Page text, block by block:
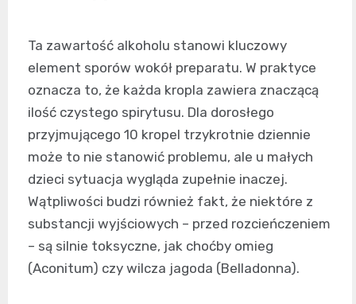
Ta zawartość alkoholu stanowi kluczowy
element sporów wokół preparatu. W praktyce
oznacza to, że każda kropla zawiera znaczącą
ilość czystego spirytusu. Dla dorosłego
przyjmującego 10 kropel trzykrotnie dziennie
może to nie stanowić problemu, ale u małych
dzieci sytuacja wygląda zupełnie inaczej.
Wątpliwości budzi również fakt, że niektóre z
substancji wyjściowych – przed rozcieńczeniem
– są silnie toksyczne, jak choćby omieg
(Aconitum) czy wilcza jagoda (Belladonna).